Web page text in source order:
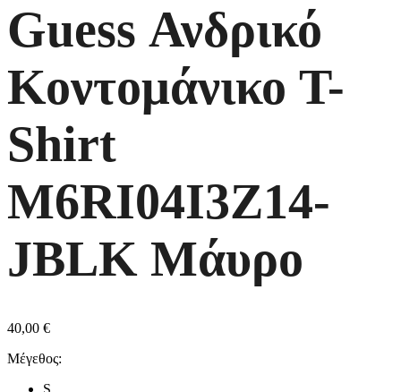
Guess Ανδρικό
Κοντομάνικο T-
Shirt
M6RI04I3Z14-
JBLK Μάυρο
40,00 €
Μέγεθος: